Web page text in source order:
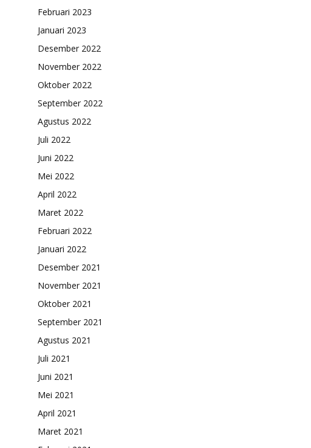
Februari 2023
Januari 2023
Desember 2022
November 2022
Oktober 2022
September 2022
Agustus 2022
Juli 2022
Juni 2022
Mei 2022
April 2022
Maret 2022
Februari 2022
Januari 2022
Desember 2021
November 2021
Oktober 2021
September 2021
Agustus 2021
Juli 2021
Juni 2021
Mei 2021
April 2021
Maret 2021